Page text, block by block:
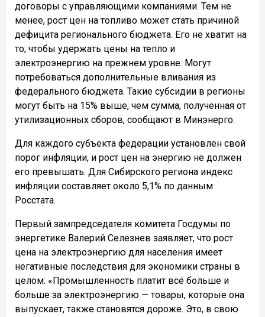
договоры с управляющими компаниями. Тем не
менее, рост цен на топливо может стать причиной
дефицита регионального бюджета. Его не хватит на
то, чтобы удержать цены на тепло и
электроэнергию на прежнем уровне. Могут
потребоваться дополнительные вливания из
федерального бюджета. Такие субсидии в регионы
могут быть на 15% выше, чем сумма, полученная от
утилизационных сборов, сообщают в Минэнерго.
Для каждого субъекта федерации установлен свой
порог инфляции, и рост цен на энергию не должен
его превышать. Для Сибирского региона индекс
инфляции составляет около 5,1% по данным
Росстата.
Первый зампредседателя комитета Госдумы по
энергетике Валерий Селезнев заявляет, что рост
цена на электроэнергию для населения имеет
негативные последствия для экономики страны в
целом: «Промышленность платит всё больше и
больше за электроэнергию — товары, которые она
выпускает, также становятся дороже. Это, в свою